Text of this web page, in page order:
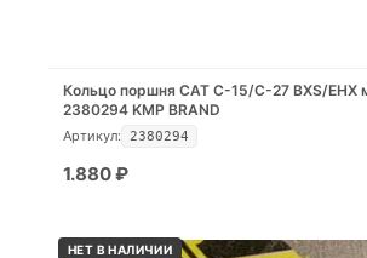
Кольцо поршня CAT C-15/C-27 BXS/EHX
2380294 KMP BRAND
Артикул: 2380294
1.880₽
НЕТ В НАЛИЧИИ